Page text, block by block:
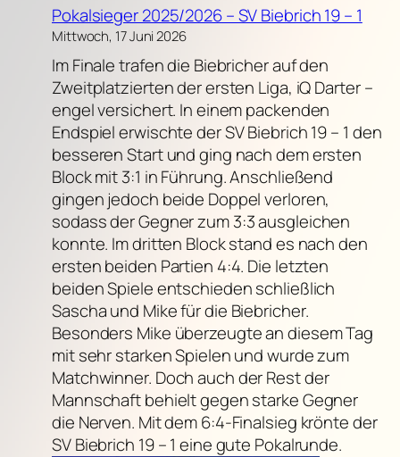
Pokalsieger 2025/2026 – SV Biebrich 19 – 1
Mittwoch, 17 Juni 2026
Im Finale trafen die Biebricher auf den
Zweitplatzierten der ersten Liga, iQ Darter –
engel versichert. In einem packenden
Endspiel erwischte der SV Biebrich 19 – 1 den
besseren Start und ging nach dem ersten
Block mit 3:1 in Führung. Anschließend
gingen jedoch beide Doppel verloren,
sodass der Gegner zum 3:3 ausgleichen
konnte. Im dritten Block stand es nach den
ersten beiden Partien 4:4. Die letzten
beiden Spiele entschieden schließlich
Sascha und Mike für die Biebricher.
Besonders Mike überzeugte an diesem Tag
mit sehr starken Spielen und wurde zum
Matchwinner. Doch auch der Rest der
Mannschaft behielt gegen starke Gegner
die Nerven. Mit dem 6:4-Finalsieg krönte der
SV Biebrich 19 – 1 eine gute Pokalrunde.